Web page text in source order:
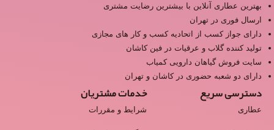
بهترین عطاری آنلاین با بیشترین رضایت مشتری
ارسال فوری در تهران
دارای جواز کسب از اتحادیه کسب و کار های مجازی
تولید کننده گلاب و عرقیات در فین کاشان
سایت فروش گیاهان دارویی کمیاب
دارای دو شعبه حضوری در کاشان و تهران
دسترسی سریع
عطاری
خدمات مشتریان
شرایط و مقررات